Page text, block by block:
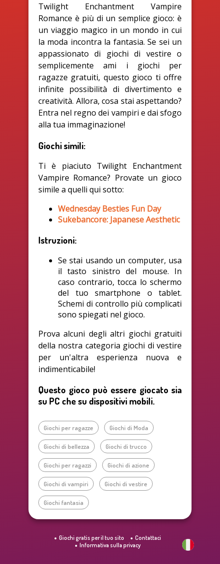
Twilight Enchantment Vampire
Romance è più di un semplice gioco: è
un viaggio magico in un mondo in cui
la moda incontra la fantasia. Se sei un
appassionato di giochi di vestire o
semplicemente ami i giochi per
ragazze gratuiti, questo gioco ti offre
infinite possibilità di divertimento e
creatività. Allora, cosa stai aspettando?
Entra nel regno dei vampiri e dai sfogo
alla tua immaginazione!
Giochi simili:
Ti è piaciuto Twilight Enchantment
Vampire Romance? Provate un gioco
simile a quelli qui sotto:
Wednesday Besties Fun Day
Sukebancore: Japanese Aesthetic
Istruzioni:
Se stai usando un computer, usa
il tasto sinistro del mouse. In
caso contrario, tocca lo schermo
del tuo smartphone o tablet.
Schemi di controllo più complicati
sono spiegati nel gioco.
Prova alcuni degli altri giochi gratuiti
della nostra categoria giochi di vestire
per un'altra esperienza nuova e
indimenticabile!
Questo gioco può essere giocato sia
su PC che su dispositivi mobili.
Giochi per ragazze Giochi di Moda
Giochi di bellezza Giochi di trucco
Giochi per ragazzi Giochi di azione
Giochi di vampiri Giochi di vestire
Giochi fantasia
Giochi gratis per il tuo sito
Contattaci
Informativa sulla privacy